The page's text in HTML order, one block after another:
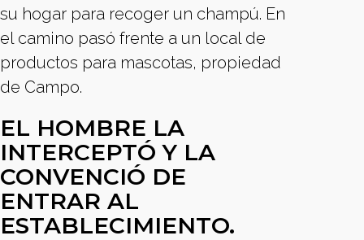
su hogar para recoger un champú. En
el camino pasó frente a un local de
productos para mascotas, propiedad
de Campo.
EL HOMBRE LA
INTERCEPTÓ Y LA
CONVENCIÓ DE
ENTRAR AL
ESTABLECIMIENTO.